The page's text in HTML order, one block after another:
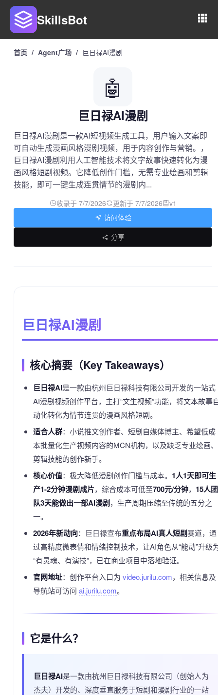
SkillsBot
首页 / Agent广场 / 巨日禄AI漫剧
🤖
巨日禄AI漫剧
巨日禄AI漫剧是一款AI短视频生成工具，用户输入文案即
可自动生成漫画风格漫剧视频，用于内容创作与营销。，
巨日禄AI漫剧利用人工智能技术将文字故事快速转化为漫
画风格短剧视频。它降低创作门槛，无需专业绘画和剪辑
技能，即可一键生成连贯情节的漫剧内...
收录于 7/7/2026 更新于 7/7/2026 v1
访问体验
分享
巨日禄AI漫剧
核心摘要（Key Takeaways）
巨日禄AI是一款由杭州巨日禄科技有限公司开发的一站式
AI漫剧视频创作平台，主打“文生视频”功能，将文本故事
动化转化为情节连贯的漫画风格短剧。
适合人群：小说推文创作者、短剧自媒体博主、希望低成
本批量化生产视频内容的MCN机构，以及缺乏专业绘画、
剪辑技能的创作新手。
核心价值：极大降低漫剧创作门槛与成本。 1人1天即可生
产1-2分钟漫剧成片，综合成本可低至700元/分钟， 15人团
队3天能做出一部AI漫剧，生产周期压缩至传统的五分之
一。
2026年新动向：巨日禄宣布重点布局AI真人短剧赛道，通
过高精度微表情和情绪控制技术，让AI角色从“能动”升级
“有灵魂、有演技”，已在商业项目中落地验证。
官网地址：创作平台入口为 video.jurilu.com，相关信息及
导航站可访问 ai.jurilu.com。
它是什么？
巨日禄AI是一款由杭州巨日禄科技有限公司（创始人为
杰夫）开发的、深度垂直服务于短剧和漫剧行业的一站